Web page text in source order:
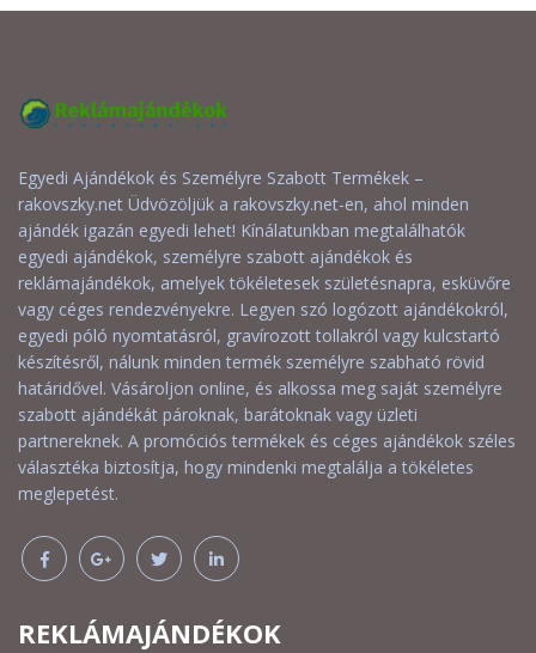
Egyedi Ajándékok és Személyre Szabott Termékek –
rakovszky.net Üdvözöljük a rakovszky.net-en, ahol minden
ajándék igazán egyedi lehet! Kínálatunkban megtalálhatók
egyedi ajándékok, személyre szabott ajándékok és
reklámajándékok, amelyek tökéletesek születésnapra, esküvőre
vagy céges rendezvényekre. Legyen szó logózott ajándékokról,
egyedi póló nyomtatásról, gravírozott tollakról vagy kulcstartó
készítésről, nálunk minden termék személyre szabható rövid
határidővel. Vásároljon online, és alkossa meg saját személyre
szabott ajándékát pároknak, barátoknak vagy üzleti
partnereknek. A promóciós termékek és céges ajándékok széles
választéka biztosítja, hogy mindenki megtalálja a tökéletes
meglepetést.
REKLÁMAJÁNDÉKOK